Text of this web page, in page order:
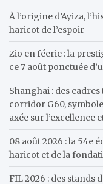
h
À l’origine d’Ayiza,
haricot de l’espoir
Zio en féerie : la
ce 7 août ponctuée
Shanghai : des
corridor G60,
axée sur l’excellence
08 août 2026 : la 54e
haricot et de la
FIL 2026 : des stands